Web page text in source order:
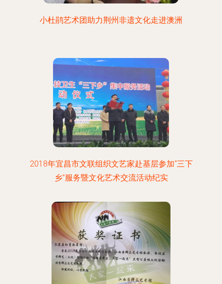
小杜鹃艺术团助力荆州非遗文化走进澳洲
2018年宜昌市文联组织文艺家赴基层参加“三下
乡”服务暨文化艺术交流活动纪实